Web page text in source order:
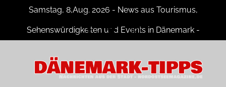
content
Samstag, 8,Aug. 2026 - News aus Tourismus,
Sehenswürdigkeiten und Events in Dänemark -